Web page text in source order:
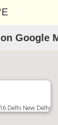
Google
Delhi New Delhi